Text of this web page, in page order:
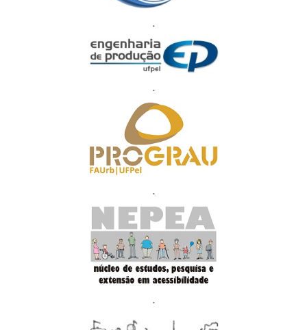
.
.
.
.